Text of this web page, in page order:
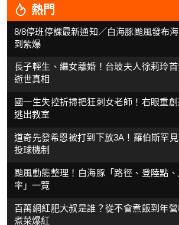
熱門
8/8停班停課最新通知／白海豚颱風發布
到紫爆
長子輕生、繼女離婚！台玻夫人徐莉玲
逝世真相
國一生失控折掃把狂刺女老師！右眼重
逃出教室
道奇先發希恩被打到下放3A！羅伯斯罕
投球機制
颱風動態整理！白海豚「路徑、登陸點
率」一覽
百萬網紅肥大叔是誰？從不會煮飯到年
煮菜爆紅